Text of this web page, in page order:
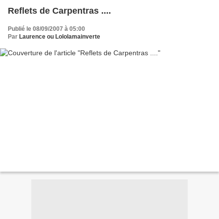
Reflets de Carpentras ....
Publié le 08/09/2007 à 05:00
Par Laurence ou Lololamainverte